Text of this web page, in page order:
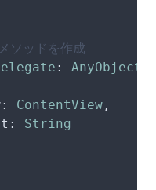
ッドを作成
: AnyObject
: ContentView ,
: String